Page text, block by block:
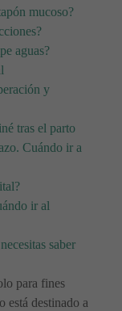
mucoso?
aguas?
y
tras el parto
Cuándo ir a
ir al
saber
para fines
está destinado a